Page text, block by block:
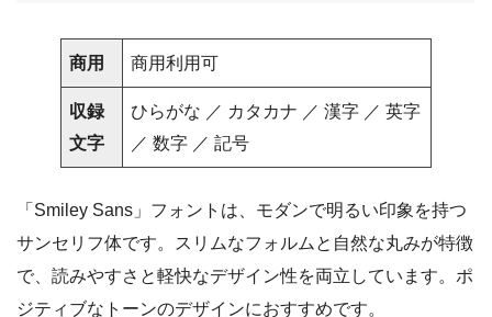
商用 商用利用可
収録
文字
ひらがな ／ カタカナ ／ 漢字 ／ 英字
／ 数字 ／ 記号
「Smiley Sans」フォントは、モダンで明るい印象を持つ
サンセリフ体です。スリムなフォルムと自然な丸みが特徴
で、読みやすさと軽快なデザイン性を両立しています。ポ
ジティブなトーンのデザインにおすすめです。